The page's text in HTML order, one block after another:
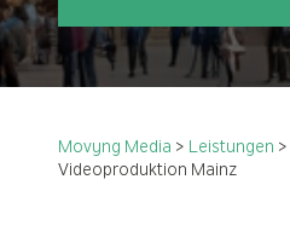
Movyng Media > Leistungen >
Videoproduktion Mainz